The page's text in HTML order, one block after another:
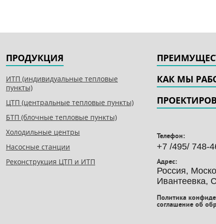
ПРОДУКЦИЯ
ИТП (индивидуальные тепловые
пункты)
ЦТП (центральные тепловые пункты)
БТП (блочные тепловые пункты)
Холодильные центры
Насосные станции
Реконструкция ЦТП и ИТП
КАК МЫ
Телефон:
+7 /495/ 748-
Адрес:
Россия,
Ивантеевка,
Политика
соглашение об